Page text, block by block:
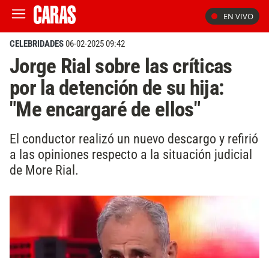
EN VIVO
CELEBRIDADES06-02-2025 09:42
Jorge Rial sobre las críticas
por la detención de su hija:
"Me encargaré de ellos"
El conductor realizó un nuevo descargo y refirió
a las opiniones respecto a la situación judicial
de More Rial.